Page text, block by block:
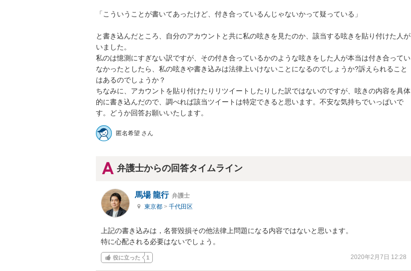
「こういうことが書いてあったけど、付き合っているんじゃないかって疑っている」
と書き込んだところ、自分のアカウントと共に私の呟きを見たのか、該当する呟きを貼り付けた人が
いました。
私のは憶測にすぎない訳ですが、その付き合っているかのような呟きをした人が本当は付き合ってい
なかったとしたら、私の呟きや書き込みは法律上いけないことになるのでしょうか?訴えられること
はあるのでしょうか？
ちなみに、アカウントを貼り付けたりリツイートしたりした訳ではないのですが、呟きの内容を具体
的に書き込んだので、調べれば該当ツイートは特定できると思います。不安な気持ちでいっぱいで
す。どうか回答お願いいたします。
匿名希望 さん
弁護士からの回答タイムライン
馬場 龍行 弁護士
東京都 > 千代田区
上記の書き込みは，名誉毀損その他法律上問題になる内容ではないと思います。
特に心配される必要はないでしょう。
役に立った 1 2020年2月7日 12:28